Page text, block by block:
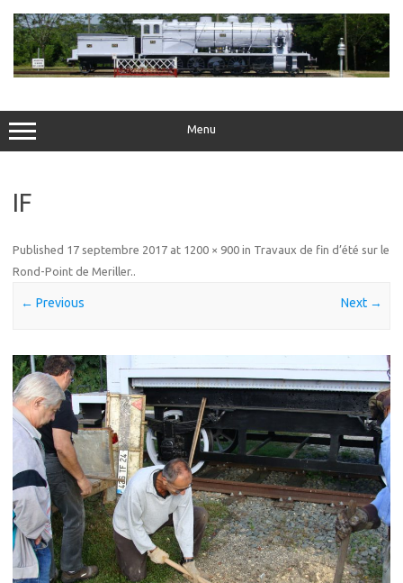
content
Menu
IF
Published 17 septembre 2017 at 1200 × 900 in Travaux de fin d’été sur le
Rond-Point de Meriller.
← Previous Next →